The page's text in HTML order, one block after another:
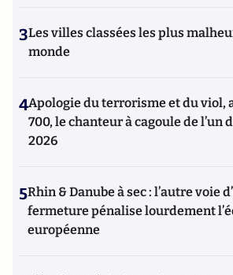
3Les villes classées les plus
monde
4Apologie du terrorisme et du viol,
700, le chanteur à cagoule de l’un
2026
5Rhin & Danube à sec : l’autre voie
fermeture pénalise lourdement
européenne